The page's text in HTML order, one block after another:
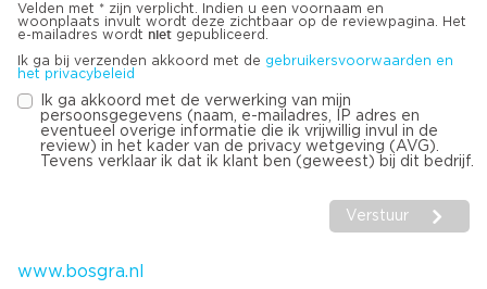
Velden met * zijn verplicht. Indien u een voornaam en
woonplaats invult wordt deze zichtbaar op de reviewpagina. Het
e-mailadres wordt niet gepubliceerd.
Ik ga bij verzenden akkoord met de gebruikersvoorwaarden en
het privacybeleid
Ik ga akkoord met de verwerking van mijn
persoonsgegevens (naam, e-mailadres, IP adres en
eventueel overige informatie die ik vrijwillig invul in de
review) in het kader van de privacy wetgeving (AVG).
Tevens verklaar ik dat ik klant ben (geweest) bij dit bedrijf.
Verstuur
www.bosgra.nl